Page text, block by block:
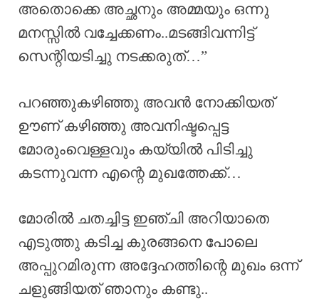
അതൊക്കെ അച്ഛനും അമ്മയും ഒന്നു
മനസ്സിൽ വച്ചേക്കണം..മടങ്ങിവന്നിട്ട്
സെന്റിയടിച്ചു നടക്കരുത്…”
പറഞ്ഞുകഴിഞ്ഞു അവൻ നോക്കിയത്
ഊണ് കഴിഞ്ഞു അവനിഷ്ടപ്പെട്ട
മോരുംവെള്ളവും കയ്യിൽ പിടിച്ചു
കടന്നുവന്ന എന്റെ മുഖത്തേക്ക്…
മോരിൽ ചതച്ചിട്ട ഇഞ്ചി അറിയാതെ
എടുത്തു കടിച്ച കുരങ്ങനെ പോലെ
അപ്പുറമിരുന്ന അദ്ദേഹത്തിന്റെ മുഖം ഒന്ന്
ചളുങ്ങിയത് ഞാനും കണ്ടു..